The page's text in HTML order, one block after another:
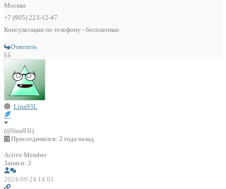
Москва
+7 (905) 223-12-47
Консультации по телефону - бесплатные.
Ответить
Lina93L
(@lina93l)
Присоединился: 2 года назад
Active Member
Записи: 3
2024-09-24 14:01